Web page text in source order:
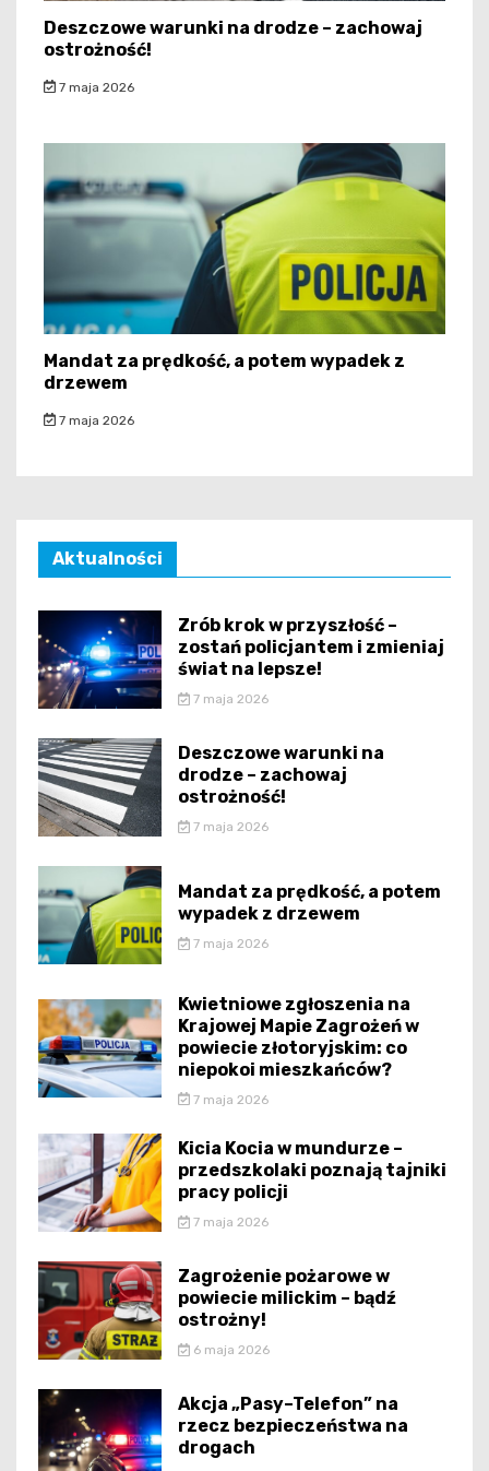
Deszczowe warunki na drodze – zachowaj
ostrożność!
7 maja 2026
Mandat za prędkość, a potem wypadek z
drzewem
7 maja 2026
Aktualności
Zrób krok w przyszłość –
zostań policjantem i zmieniaj
świat na lepsze!
7 maja 2026
Deszczowe warunki na
drodze – zachowaj
ostrożność!
7 maja 2026
Mandat za prędkość, a potem
wypadek z drzewem
7 maja 2026
Kwietniowe zgłoszenia na
Krajowej Mapie Zagrożeń w
powiecie złotoryjskim: co
niepokoi mieszkańców?
7 maja 2026
Kicia Kocia w mundurze –
przedszkolaki poznają tajniki
pracy policji
7 maja 2026
Zagrożenie pożarowe w
powiecie milickim – bądź
ostrożny!
6 maja 2026
Akcja „Pasy–Telefon” na
rzecz bezpieczeństwa na
drogach